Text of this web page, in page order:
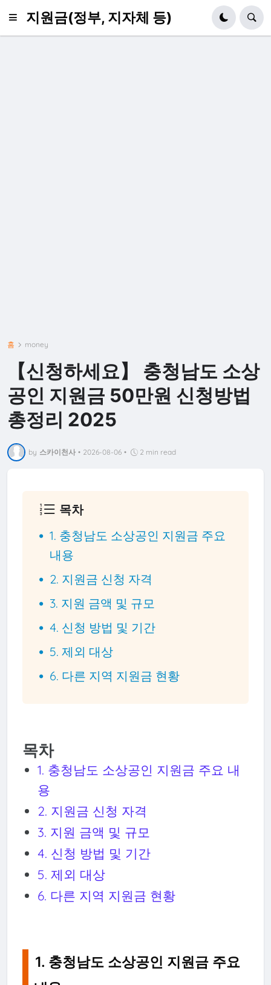
지원금(정부, 지자체 등)
홈 money
【신청하세요】 충청남도 소상
공인 지원금 50만원 신청방법
총정리 2025
by 스카이천사 • 2026-08-06 • 2 min read
목차
1. 충청남도 소상공인 지원금 주요
내용
2. 지원금 신청 자격
3. 지원 금액 및 규모
4. 신청 방법 및 기간
5. 제외 대상
6. 다른 지역 지원금 현황
목차
1. 충청남도 소상공인 지원금 주요 내
용
2. 지원금 신청 자격
3. 지원 금액 및 규모
4. 신청 방법 및 기간
5. 제외 대상
6. 다른 지역 지원금 현황
1. 충청남도 소상공인 지원금 주요